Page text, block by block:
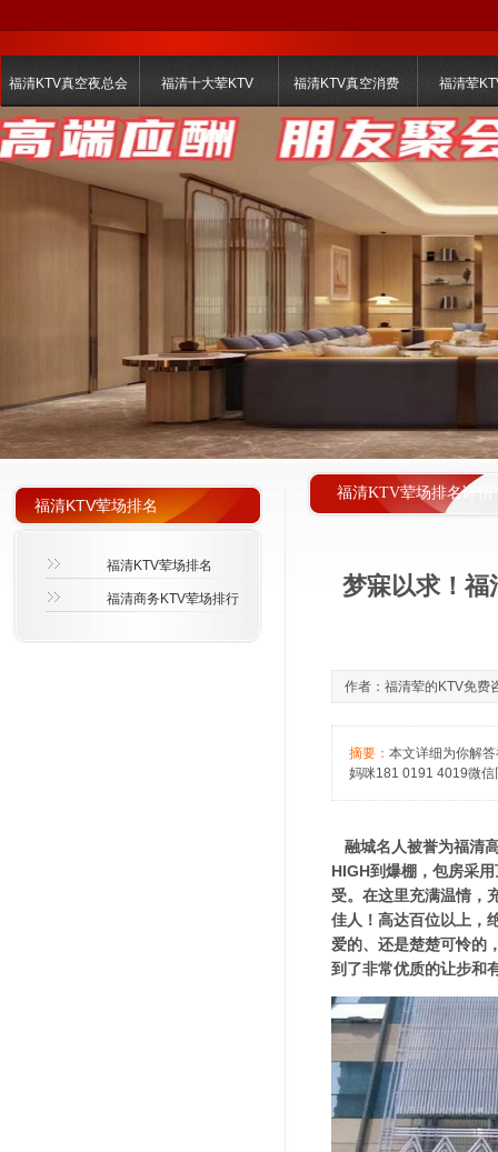
福清KTV真空夜总会 福清十大荤KTV 福清KTV真空消费 福清荤
福清KTV荤场排名详情
福清KTV荤场排名
福清KTV荤场排名
福清商务KTV荤场排行 梦寐以求！福
作者：福清荤的KTV免
摘要： 本文详细为你解
妈咪181 0191 4019微信
融城名人被誉为福清
HIGH到爆棚，包房采
受。在这里充满温情，
佳人！高达百位以上，
爱的、还是楚楚可怜的
到了非常优质的让步和